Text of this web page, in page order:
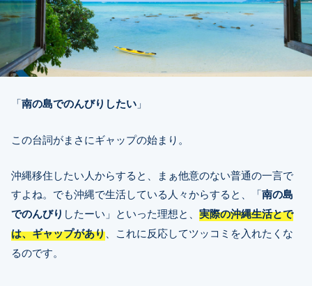
「南の島でのんびりしたい 」
この台詞がまさにギャップの始まり。
沖縄移住したい人からすると、まぁ他意のない普通の一言で
すよね。でも沖縄で生活している人々からすると、「南の島
でのんびり したーい」といった理想と、 実際の沖縄生活とで
は、ギャップがあり 、これに反応してツッコミを入れたくな
るのです。